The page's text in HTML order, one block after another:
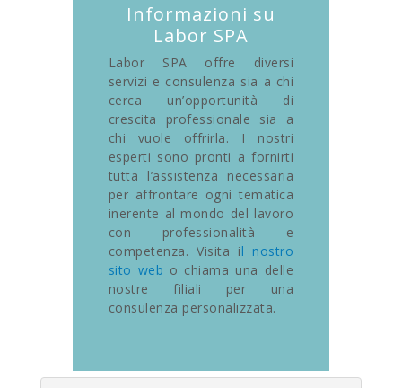
Informazioni su
Labor SPA
Labor SPA offre diversi
servizi e consulenza sia a chi
cerca un’opportunità di
crescita professionale sia a
chi vuole offrirla. I nostri
esperti sono pronti a fornirti
tutta l’assistenza necessaria
per affrontare ogni tematica
inerente al mondo del lavoro
con professionalità e
competenza. Visita il nostro
sito web o chiama una delle
nostre filiali per una
consulenza personalizzata.